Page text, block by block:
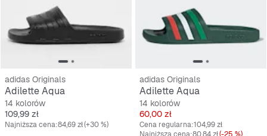
adidas Originals
Adilette Aqua
14 kolorów
Cena
109,99 zł
Najniższa cena:84,69 zł(+30 %)
adidas Originals
Adilette Aqua
14 kolorów
Cena
60,00 zł
Cena regularna:104,99 zł